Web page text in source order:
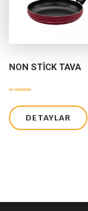
NON STICK TAVA
DETAYLAR